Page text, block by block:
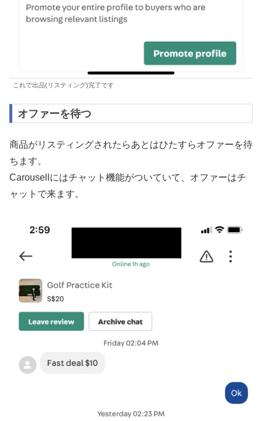
これで出品(リスティング)完了です
オファーを待つ
商品がリスティングされたらあとはひたすらオファーを待
ちます。
Carousellにはチャット機能がついていて、オファーはチ
ャットで来ます。